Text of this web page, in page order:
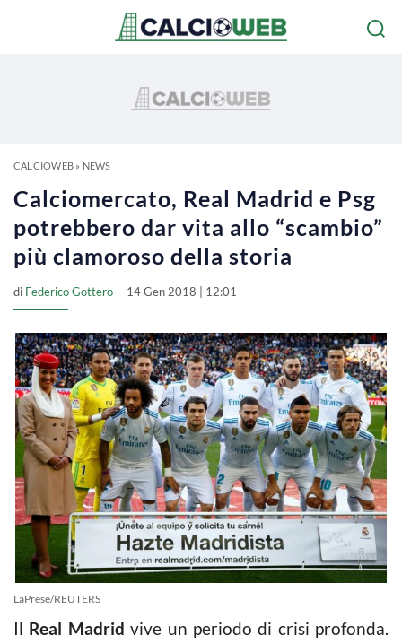
CALCIOWEB» NEWS
Calciomercato, Real Madrid e Psg
potrebbero dar vita allo “scambio”
più clamoroso della storia
di Federico Gottero 14 Gen 2018 | 12:01
LaPrese/REUTERS
Il Real Madrid vive un periodo di crisi profonda.